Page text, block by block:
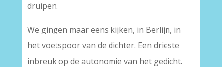
druipen.
We gingen maar eens kijken, in Berlijn, in
het voetspoor van de dichter. Een drieste
inbreuk op de autonomie van het gedicht.